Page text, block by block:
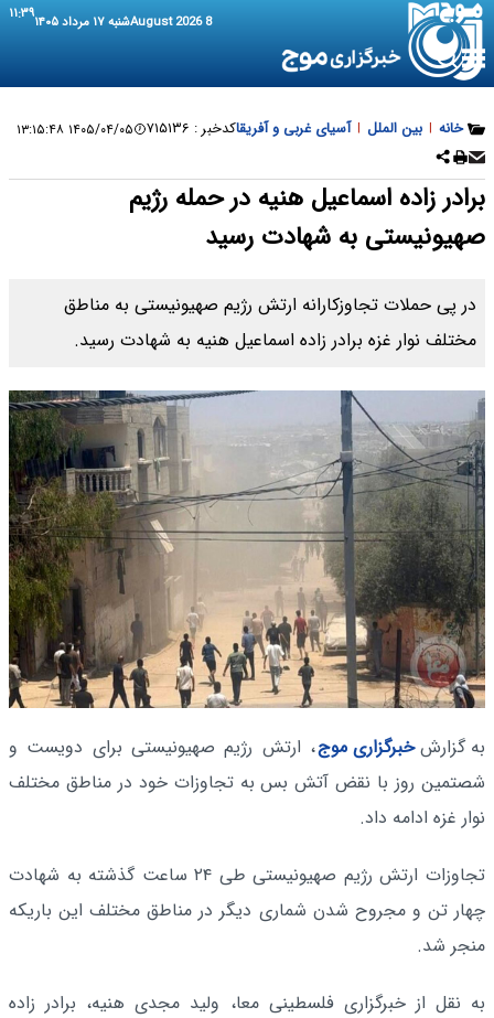
8 August 2026 شنبه ۱۷ مرداد ۱۴۰۵ ۱۱:۳۹
خانه | بین الملل | آسیای غربی و آفریقاکدخبر : ۷۱۵۱۳۶ ۱۴۰۵/۰۴/۰۵ ۱۳:۱۵:۴۸
برادر زاده اسماعیل هنیه در حمله رژیم
صهیونیستی به شهادت رسید
در پی حملات تجاوزکارانه ارتش رژیم صهیونیستی به مناطق
مختلف نوار غزه برادر زاده اسماعیل هنیه به شهادت رسید.
به گزارشخبرگزاری موج، ارتش رژیم صهیونیستی برای دویست و
شصتمین روز با نقض آتش بس به تجاوزات خود در مناطق مختلف
نوار غزه ادامه داد.
تجاوزات ارتش رژیم صهیونیستی طی ۲۴ ساعت گذشته به شهادت
چهار تن و مجروح شدن شماری دیگر در مناطق مختلف این باریکه
منجر شد.
به نقل از خبرگزاری فلسطینی معا، ولید مجدی هنیه، برادر زاده